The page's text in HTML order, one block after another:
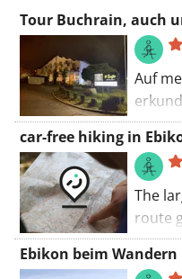
Tour Buchrain, auch
Auf
fällt
Die
auf
car-free hiking in
The
route
parts
known
Ebikon beim Wandern